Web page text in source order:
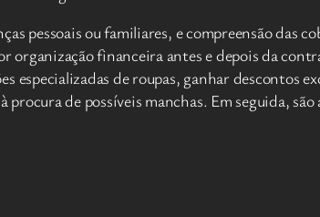
pessoais ou familiares, e compreensão das
financeira antes e depois da
especializadas de roupas, ganhar descontos
procura de possíveis manchas. Em seguida,